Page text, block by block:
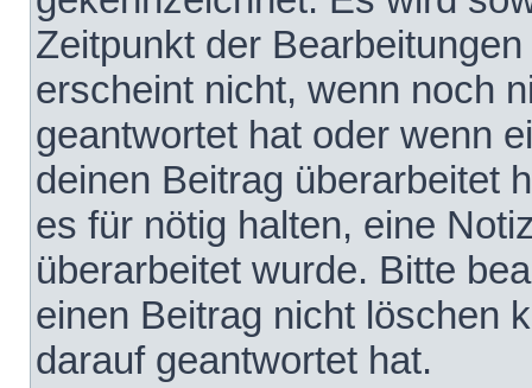
Zeitpunkt der
erscheint nicht, wenn noch
geantwortet hat oder wenn
deinen Beitrag überarbeitet
es für nötig halten, eine
überarbeitet wurde. Bitte
einen Beitrag nicht löschen
darauf geantwortet hat.